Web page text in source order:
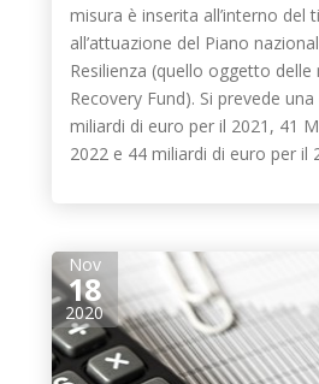
misura è inserita all’interno del
all’attuazione del Piano
Resilienza (quello oggetto delle
Recovery Fund). Si prevede
miliardi di euro per il 2021, 41
2022 e 44 miliardi di euro per il
Nov
18
2020